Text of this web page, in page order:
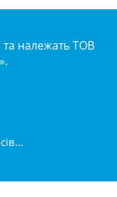
та належать ТОВ